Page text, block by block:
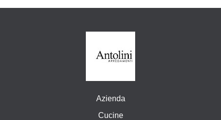
Azienda
Cucine